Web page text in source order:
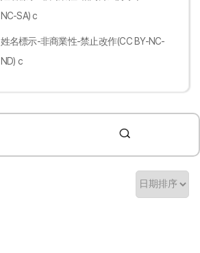
NC-SA) c
姓名標示-非商業性-禁止改作(CC BY-NC-
ND) c